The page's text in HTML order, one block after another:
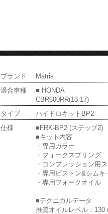
ブランド
Matris
適合車種
■ HONDA
CBR600RR(13-17)
タイプ
ハイドロキットBP2
仕様
■FRK-BP2 (ステップ2)
■キット内容
・専用カラー
・フォークスプリング
・コンプレッション用
・専用ピストン&シムキ
・専用フォークオイル
■テクニカルデータ
推奨オイルレベル：130